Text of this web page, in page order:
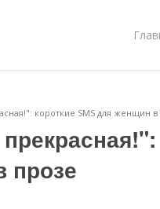
короткие SMS для женщин в
прозе